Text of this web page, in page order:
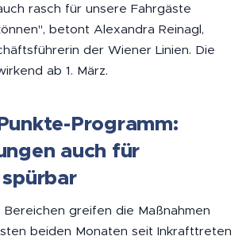
rasch für unsere Fahrgäste
betont Alexandra Reinagl,
der Wiener Linien. Die
ab 1. März.
Programm:
auch für
greifen die Maßnahmen
beiden Monaten seit Inkrafttreten